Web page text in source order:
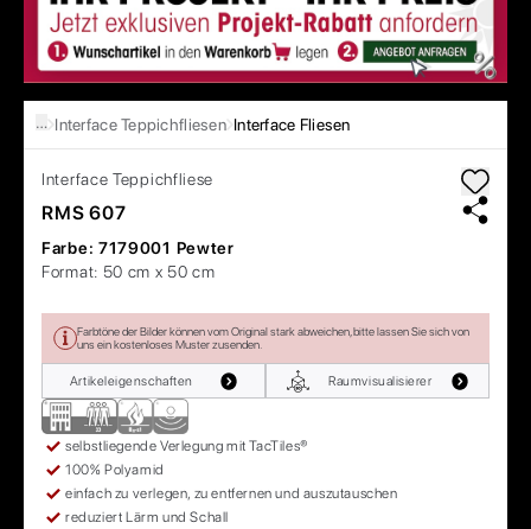
… Interface Teppichfliesen Interface Fliesen
Interface Teppichfliese
RMS 607
Farbe: 7179001 Pewter
Format: 50 cm x 50 cm
Farbtöne der Bilder können vom Original stark abweichen, bitte lassen Sie sich von
uns ein kostenloses Muster zusenden.
Artikeleigenschaften Raumvisualisierer
selbstliegende Verlegung mit TacTiles®
100% Polyamid
einfach zu verlegen, zu entfernen und auszutauschen
reduziert Lärm und Schall